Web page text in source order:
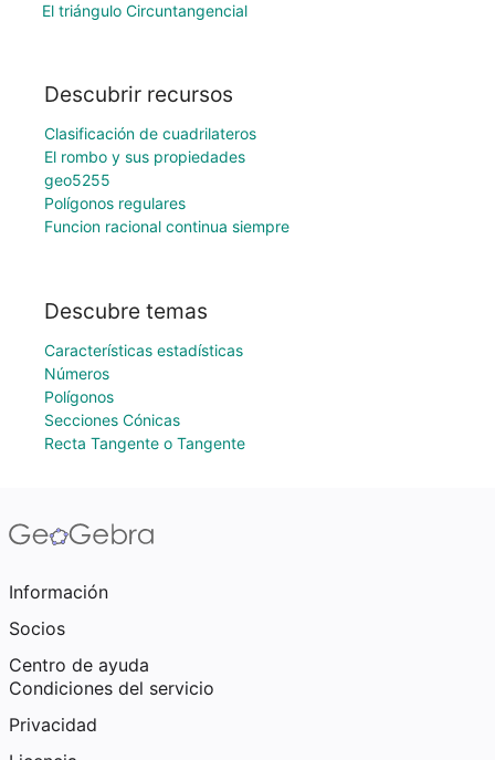
El triángulo Circuntangencial
Descubrir recursos
Clasificación de cuadrilateros
El rombo y sus propiedades
geo5255
Polígonos regulares
Funcion racional continua siempre
Descubre temas
Características estadísticas
Números
Polígonos
Secciones Cónicas
Recta Tangente o Tangente
Información
Socios
Centro de ayuda
Condiciones del servicio
Privacidad